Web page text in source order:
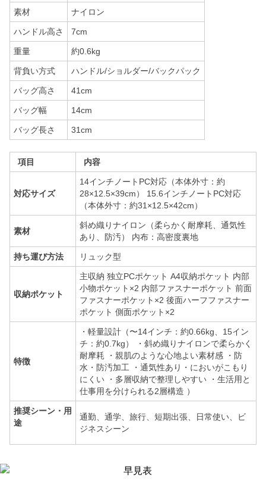
素材 ナイロン
ハンドル高さ 7cm
重量 約0.6kg
背負い方式 ハンドル/ショルダー/バックパック
バッグ高さ 41cm
バッグ幅 14cm
バッグ長さ 31cm
項目 内容
対応サイズ
14インチノートPC対応（本体外寸：約
28×12.5×39cm） 15.6インチノートPC対応
（本体外寸：約31×12.5×42cm）
素材
斜め織りナイロン（柔らかく耐摩耗、通気性
あり、防汚） 内布：高密度裏地
持ち運び方法 リュック型
収納ポケット
主収納 独立PCポケット A4収納ポケット 内部
小物ポケット×2 内部ファスナーポケット 前面
ファスナーポケット×2 後面ハーフファスナー
ポケット 側面ポケット×2
特徴
・軽量設計（〜14インチ：約0.66kg、15イン
チ：約0.7kg） ・斜め織りナイロンで柔らかく
耐摩耗 ・親肌のような心地よい素材感 ・防
水・防汚加工 ・通気性あり・においがこもり
にくい ・多層収納で整理しやすい ・生活用と
仕事用を分けられる2層構造 ）
推奨シーン・用
途
通勤、通学、旅行、短期出張、日常使い、ビ
ジネスシーン